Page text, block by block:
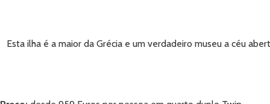
Esta ilha é a maior da Grécia e um verdadeiro museu a céu